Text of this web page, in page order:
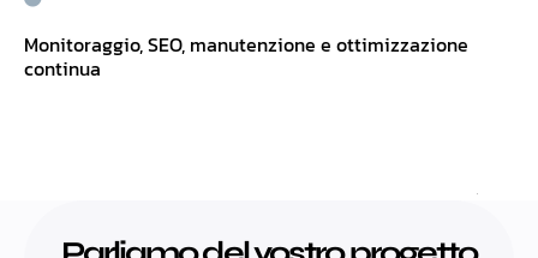
Monitoraggio, SEO, manutenzione e ottimizzazione
continua